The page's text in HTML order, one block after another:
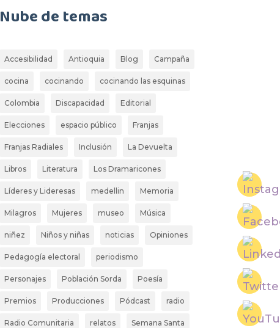
Nube de temas
Accesibilidad Antioquia Blog Campaña
cocina cocinando cocinando las esquinas
Colombia Discapacidad Editorial
Elecciones espacio público Franjas
Franjas Radiales Inclusión La Devuelta
Libros Literatura Los Dramaricones
Líderes y Lideresas medellin Memoria
Milagros Mujeres museo Música
niñez Niños y niñas noticias Opiniones
Pedagogía electoral periodismo
Personajes Población Sorda Poesía
Premios Producciones Pódcast radio
Radio Comunitaria relatos Semana Santa